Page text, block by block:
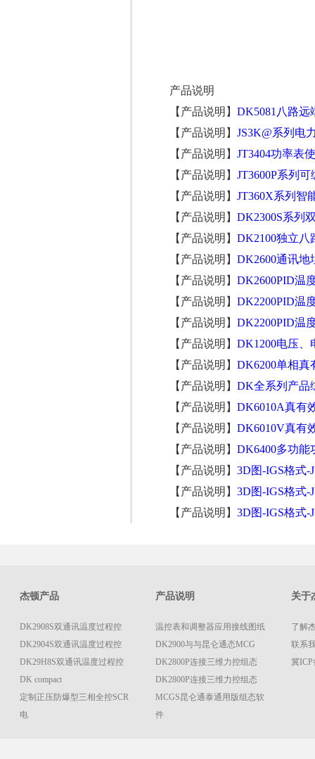
产品说明
【产品说明】DK5081八路远
【产品说明】JS3K@系列电
【产品说明】JT3404功率表
【产品说明】JT3600P系列可
【产品说明】JT360X系列智
【产品说明】DK2300S系列
【产品说明】DK2100独立八
【产品说明】DK2600通讯地
【产品说明】DK2600PID温
【产品说明】DK2200PID温
【产品说明】DK2200PID温
【产品说明】DK1200电压、
【产品说明】DK6200单相真
【产品说明】DK全系列产品
【产品说明】DK6010A真有
【产品说明】DK6010V真有
【产品说明】DK6400多功能
【产品说明】3D图-IGS格式-
【产品说明】3D图-IGS格式-
【产品说明】3D图-IGS格式-
杰顿产品
DK2908S双通讯温度过程控
DK2904S双通讯温度过程控
DK29H8S双通讯温度过程控
DK compact
定制正压防爆型三相全控SCR
电
产品说明
温控表和调整器应用接线图纸
DK2900与与昆仑通态MCG
DK2800P连接三维力控组态
DK2800P连接三维力控组态
MCGS昆仑通泰通用版组态软
件
关于
了解
联系
冀ICP